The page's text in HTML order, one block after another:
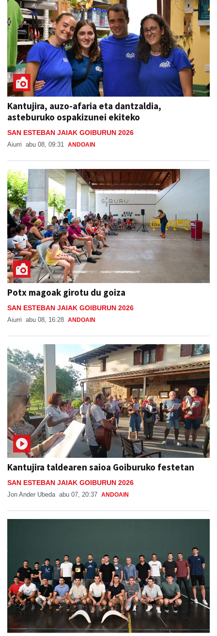
Kantujira, auzo-afaria eta dantzaldia,
asteburuko ospakizunei ekiteko
SAN ESTEBAN JAIAK GOIBURUN 2026
Aiurri abu 08, 09:31 ANDOAIN
Potx magoak girotu du goiza
SAN ESTEBAN JAIAK GOIBURUN 2026
Aiurri abu 08, 16:28 ANDOAIN
Kantujira taldearen saioa Goiburuko festetan
SAN ESTEBAN JAIAK GOIBURUN 2026
Jon Ander Ubeda abu 07, 20:37 ANDOAIN